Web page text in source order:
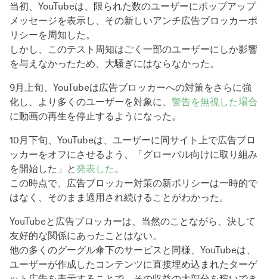
当初、YouTubeは、限られた数のユーザーにポップアップ
メッセージを表示し、その新しいアンチ広告ブロッカーポ
リシーを周知した。
しかし、このテスト周知はごく一部のユーザーにしか影響
を与えなかったため、大騒ぎにはならなかった。
9月上旬、YouTubeは広告ブロッカーへの対策をさらに強
化し、より多くのユーザーを対象に、 警告を無視した場合
に動画の再生を停止するようになった。
10月下旬、YouTubeは、ユーザーに同サイト上で広告ブロ
ッカーをオフにさせるよう、「グローバル向けに取り組み
を開始した」と発表した。
この時点で、広告ブロッカー対策の新ポリシーは一時的で
はなく、そのまま適用され続けることがわかった。
YouTubeと広告ブロッカーは、当然のことながら、決して
友好的な関係にあったことはない。
他の多くのグーグル傘下のサービスと同様、YouTubeは、
ユーザーが作成したコンテンツに直接埋め込まれたターゲ